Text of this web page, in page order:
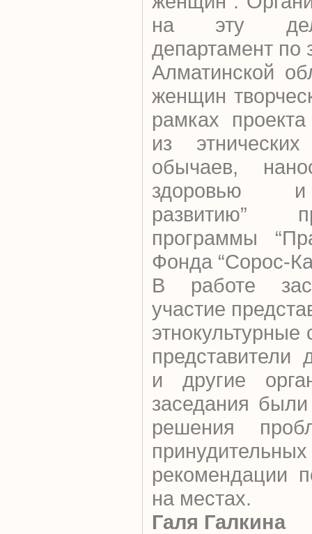
на эту
департамент по
Алматинской
женщин
рамках
из
обычаев,
здоровью и
развитию”
программы
Фонда “Сорос-
В работе
участие
представители
и другие
заседания
решения
рекомендации
на местах.
Галя Галкина